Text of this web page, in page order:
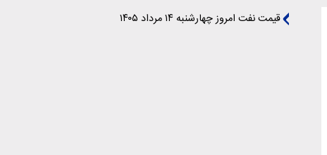
قیمت نفت امروز چهارشنبه ۱۴ مرداد ۱۴۰۵